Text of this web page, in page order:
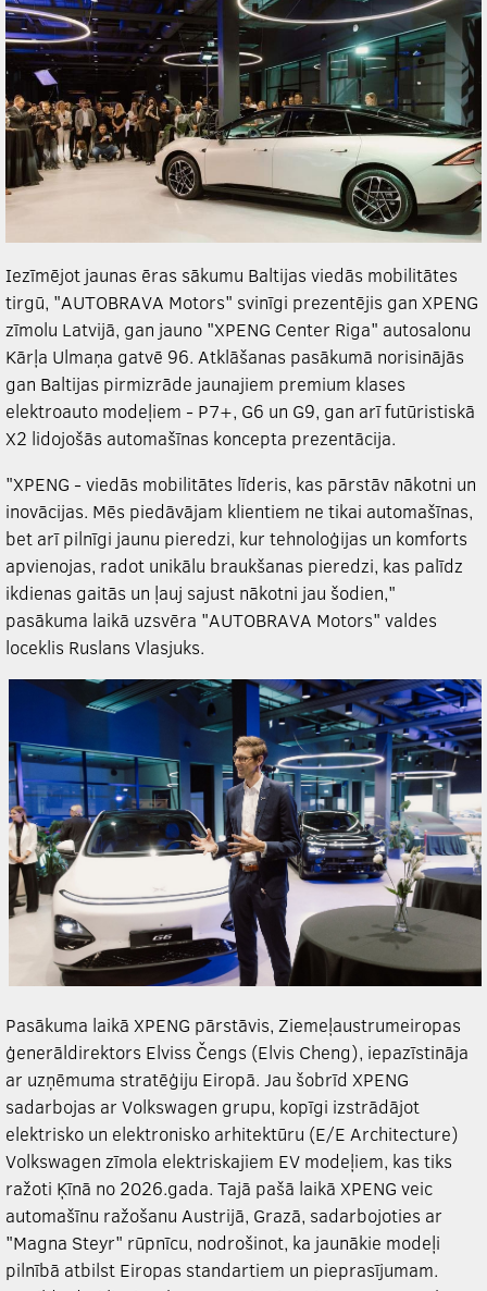
Iezīmējot jaunas ēras sākumu Baltijas viedās mobilitātes
tirgū, "AUTOBRAVA Motors" svinīgi prezentējis gan XPENG
zīmolu Latvijā, gan jauno "XPENG Center Riga" autosalonu
Kārļa Ulmaņa gatvē 96. Atklāšanas pasākumā norisinājās
gan Baltijas pirmizrāde jaunajiem premium klases
elektroauto modeļiem - P7+, G6 un G9, gan arī futūristiskā
X2 lidojošās automašīnas koncepta prezentācija.
"XPENG - viedās mobilitātes līderis, kas pārstāv nākotni un
inovācijas. Mēs piedāvājam klientiem ne tikai automašīnas,
bet arī pilnīgi jaunu pieredzi, kur tehnoloģijas un komforts
apvienojas, radot unikālu braukšanas pieredzi, kas palīdz
ikdienas gaitās un ļauj sajust nākotni jau šodien,"
pasākuma laikā uzsvēra "AUTOBRAVA Motors" valdes
loceklis Ruslans Vlasjuks.
Pasākuma laikā XPENG pārstāvis, Ziemeļaustrumeiropas
ģenerāldirektors Elviss Čengs (Elvis Cheng), iepazīstināja
ar uzņēmuma stratēģiju Eiropā. Jau šobrīd XPENG
sadarbojas ar Volkswagen grupu, kopīgi izstrādājot
elektrisko un elektronisko arhitektūru (E/E Architecture)
Volkswagen zīmola elektriskajiem EV modeļiem, kas tiks
ražoti Ķīnā no 2026.gada. Tajā pašā laikā XPENG veic
automašīnu ražošanu Austrijā, Grazā, sadarbojoties ar
"Magna Steyr" rūpnīcu, nodrošinot, ka jaunākie modeļi
pilnībā atbilst Eiropas standartiem un pieprasījumam.